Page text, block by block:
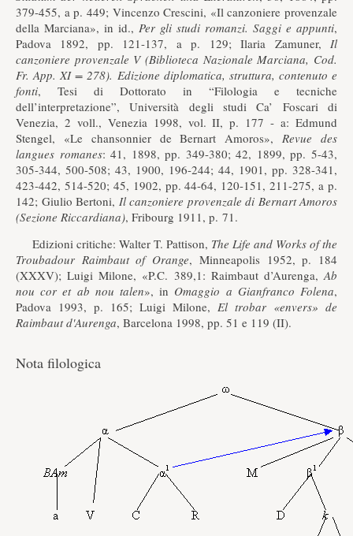
379-455, a p. 449; Vincenzo Crescini, «Il canzoniere provenzale
della Marciana», in id., Per gli studi romanzi. Saggi e appunti,
Padova 1892, pp. 121-137, a p. 129; Ilaria Zamuner, Il
canzoniere provenzale V (Biblioteca Nazionale Marciana, Cod.
Fr. App. XI = 278). Edizione diplomatica, struttura, contenuto e
fonti, Tesi di Dottorato in “Filologia e tecniche
dell’interpretazione”, Università degli studi Ca’ Foscari di
Venezia, 2 voll., Venezia 1998, vol. II, p. 177 - a: Edmund
Stengel, «Le chansonnier de Bernart Amoros»,Revue des
langues romanes: 41, 1898, pp. 349-380; 42, 1899, pp. 5-43,
305-344, 500-508; 43, 1900, 196-244; 44, 1901, pp. 328-341,
423-442, 514-520; 45, 1902, pp. 44-64, 120-151, 211-275, a p.
142; Giulio Bertoni, Il canzoniere provenzale di Bernart Amoros
(Sezione Riccardiana), Fribourg 1911, p. 71.
Edizioni critiche: Walter T. Pattison, The Life and Works of the
Troubadour Raimbaut of Orange, Minneapolis 1952, p. 184
(XXXV); Luigi Milone, «P.C. 389,1: Raimbaut d’Aurenga,Ab
nou cor et ab nou talen», in Omaggio a Gianfranco Folena,
Padova 1993, p. 165; Luigi Milone, El trobar «envers» de
Raimbaut d'Aurenga, Barcelona 1998, pp. 51 e 119 (II).
Nota filologica